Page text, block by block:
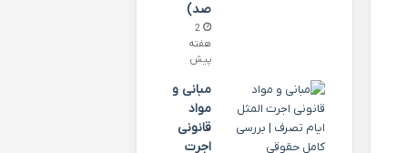
صد)
2
هفته
پیش
مبانی و
مواد
قانونی
اجرت